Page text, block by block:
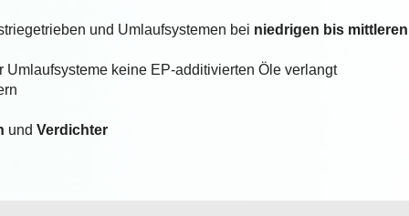
und Umlaufsystemen bei niedrigen bis
keine EP-additivierten Öle verlangt
und Verdichter